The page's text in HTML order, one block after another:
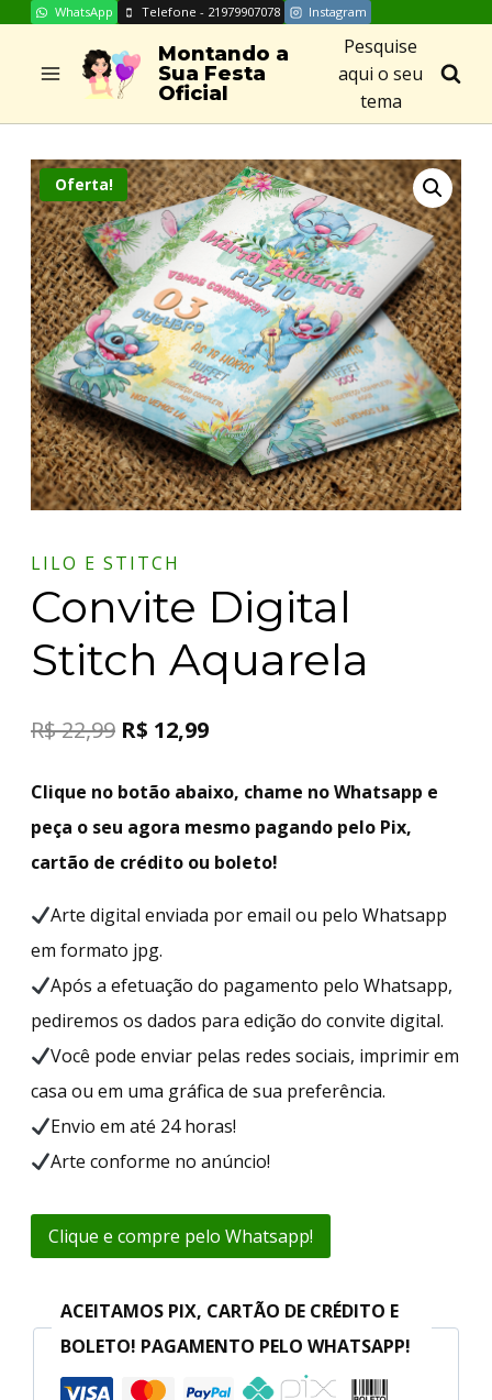
Skip
content
WhatsApp Telefone - 21979907078 Instagram
Montando a
Sua Festa
Oficial
Pesquise
aqui o seu
tema
Oferta!
LILO E STITCH
Convite Digital
Stitch Aquarela
R$22,99 R$ 12,99
Clique no botão abaixo, chame no Whatsapp e
peça o seu agora mesmo pagando pelo Pix,
cartão de crédito ou boleto!
Arte digital enviada por email ou pelo Whatsapp
em formato jpg.
Após a efetuação do pagamento pelo Whatsapp,
pediremos os dados para edição do convite digital.
Você pode enviar pelas redes sociais, imprimir em
casa ou em uma gráfica de sua preferência.
Envio em até 24 horas!
Arte conforme no anúncio!
Clique e compre pelo Whatsapp!
ACEITAMOS PIX, CARTÃO DE CRÉDITO E
BOLETO! PAGAMENTO PELO WHATSAPP!